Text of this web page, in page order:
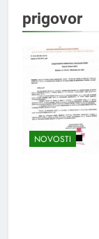
prigovor
NOVOSTI